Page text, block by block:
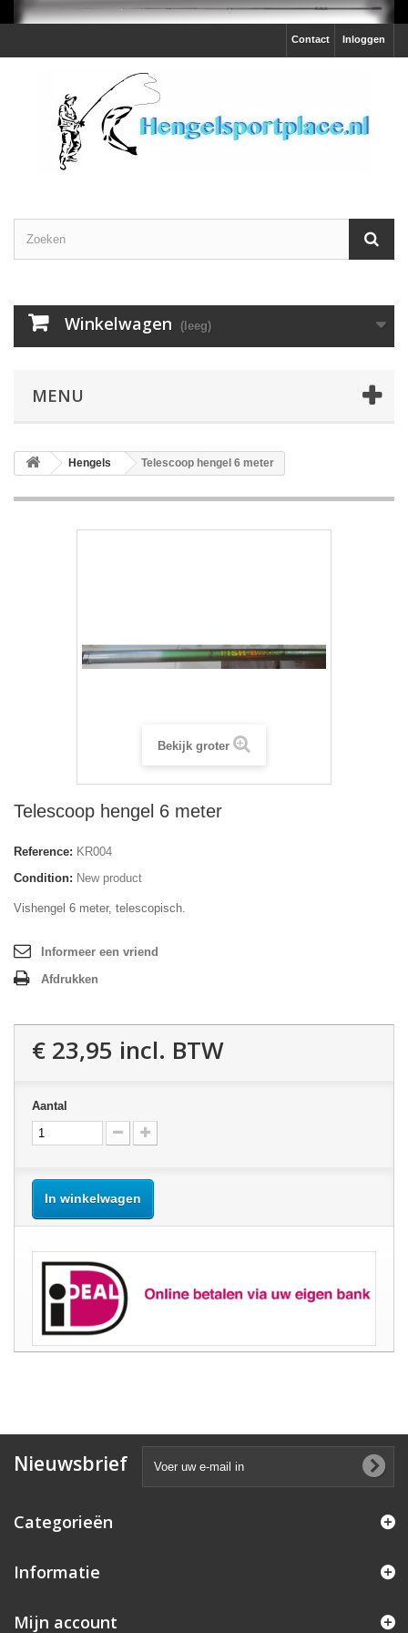
Inloggen
Contact
Winkelwagen (leeg)
MENU
Hengels Telescoop hengel 6 meter
Bekijk groter
Telescoop hengel 6 meter
Reference: KR004
Condition: New product
Vishengel 6 meter, telescopisch.
Informeer een vriend
Afdrukken
€ 23,95 incl. BTW
Aantal
In winkelwagen
Nieuwsbrief
Categorieën
Informatie
Mijn account